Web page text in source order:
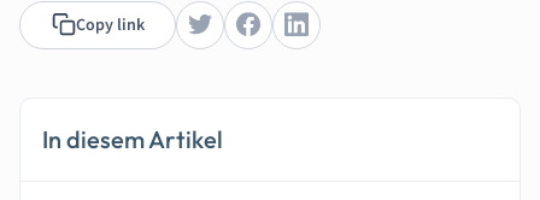
Copy link
In diesem Artikel